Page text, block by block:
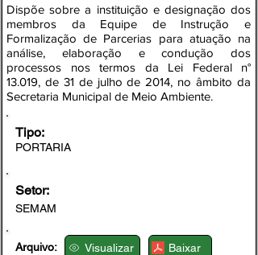
Dispõe sobre a instituição e designação dos
membros da Equipe de Instrução e
Formalização de Parcerias para atuação na
análise, elaboração e condução dos
processos nos termos da Lei Federal n°
13.019, de 31 de julho de 2014, no âmbito da
Secretaria Municipal de Meio Ambiente.
Tipo:
PORTARIA
Setor:
SEMAM
Arquivo: Visualizar Baixar